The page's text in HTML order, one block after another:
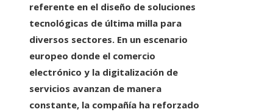
referente en el diseño de soluciones
tecnológicas de última milla para
diversos sectores. En un escenario
europeo donde el comercio
electrónico y la digitalización de
servicios avanzan de manera
constante, la compañía ha reforzado